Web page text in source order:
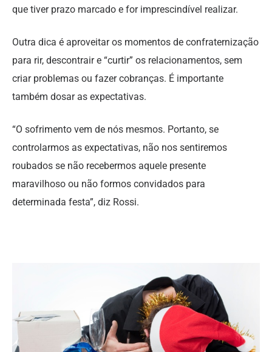
que tiver prazo marcado e for imprescindível realizar.
Outra dica é aproveitar os momentos de confraternização
para rir, descontrair e “curtir” os relacionamentos, sem
criar problemas ou fazer cobranças. É importante
também dosar as expectativas.
“O sofrimento vem de nós mesmos. Portanto, se
controlarmos as expectativas, não nos sentiremos
roubados se não recebermos aquele presente
maravilhoso ou não formos convidados para
determinada festa”, diz Rossi.